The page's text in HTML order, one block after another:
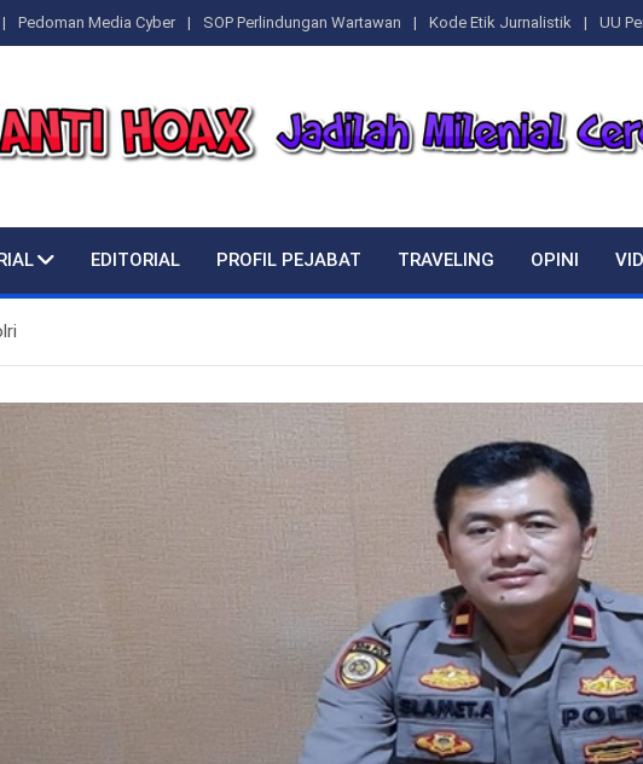
Pedoman Media Cyber SOP Perlindungan Wartawan Kode Etik Jurnalistik UU
EDITORIAL PROFIL PEJABAT TRAVELING OPINI